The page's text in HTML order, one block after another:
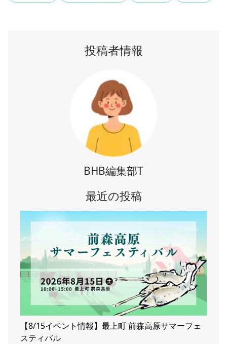
投稿者情報
BHB編集部T
最近の投稿
【8/15イベント情報】最上町 前森高原サマーフェ
スティバル